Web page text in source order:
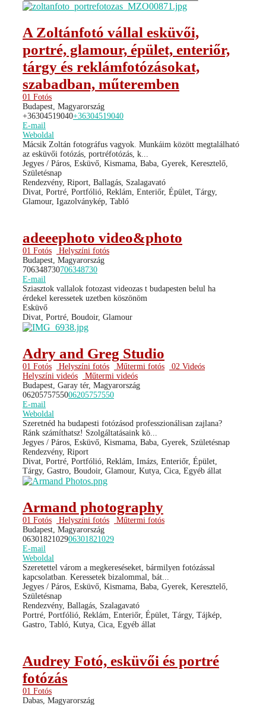
A Zoltánfotó vállal esküvői,
portré, glamour, épület, enteriőr,
tárgy és reklámfotózásokat,
szabadban, műteremben
01 Fotós
Budapest, Magyarország
+36304519040+36304519040
E-mail
Weboldal
Mácsik Zoltán fotográfus vagyok. Munkáim között megtalálható
az esküvői fotózás, portréfotózás, k...
Jegyes / Páros, Esküvő, Kismama, Baba, Gyerek, Keresztelő,
Születésnap
Rendezvény, Riport, Ballagás, Szalagavató
Divat, Portré, Portfólió, Reklám, Enteriőr, Épület, Tárgy,
Glamour, Igazolványkép, Tabló
adeeephoto video&photo
01 Fotós
Helyszíni fotós
Budapest, Magyarország
706348730706348730
E-mail
Sziasztok vallalok fotozast videozas t budapesten belul ha
érdekel keressetek uzetben köszönöm
Esküvő
Divat, Portré, Boudoir, Glamour
Adry and Greg Studio
01 Fotós Helyszíni fotós Műtermi fotós
02 Videós
Helyszíni videós
Műtermi videós
Budapest, Garay tér, Magyarország
0620575755006205757550
E-mail
Weboldal
Szeretnéd ha budapesti fotózásod professzionálisan zajlana?
Ránk számíthatsz! Szolgáltatásaink kö...
Jegyes / Páros, Esküvő, Kismama, Baba, Gyerek, Születésnap
Rendezvény, Riport
Divat, Portré, Portfólió, Reklám, Imázs, Enteriőr, Épület,
Tárgy, Gastro, Boudoir, Glamour, Kutya, Cica, Egyéb állat
Armand photography
01 Fotós Helyszíni fotós
Műtermi fotós
Budapest, Magyarország
0630182102906301821029
E-mail
Weboldal
Szeretettel várom a megkereséseket, bármilyen fotózással
kapcsolatban. Keressetek bizalommal, bát...
Jegyes / Páros, Esküvő, Kismama, Baba, Gyerek, Keresztelő,
Születésnap
Rendezvény, Ballagás, Szalagavató
Portré, Portfólió, Reklám, Enteriőr, Épület, Tárgy, Tájkép,
Gastro, Tabló, Kutya, Cica, Egyéb állat
Audrey Fotó, esküvői és portré
fotózás
01 Fotós
Dabas, Magyarország